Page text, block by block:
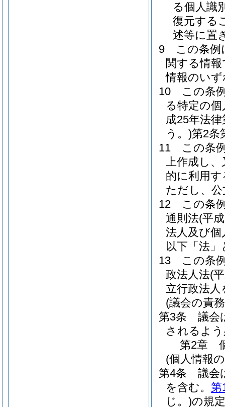
る個人識
復元する
述等に置
9
この条例
関する情
情報のい
10
この条
る特定の
成25年法
う。)第2条
11
この条
上作成し
的に利用
ただし、
12
この条
通則法(平
法人及び
以下「法
13
この条
政法人法(
立行政法
(議会の責
第3条
議会
されるよ
第2章
(個人情報
第4条
議会
を含む。 第
じ。)の規